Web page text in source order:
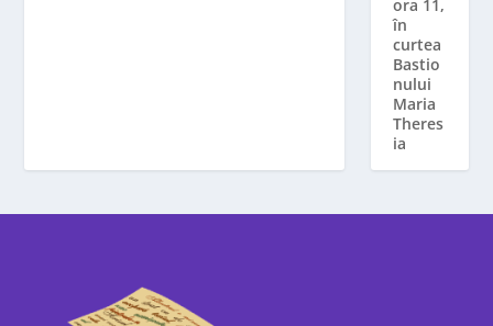
ora 11,
în
curtea
Bastio
nului
Maria
Theres
ia